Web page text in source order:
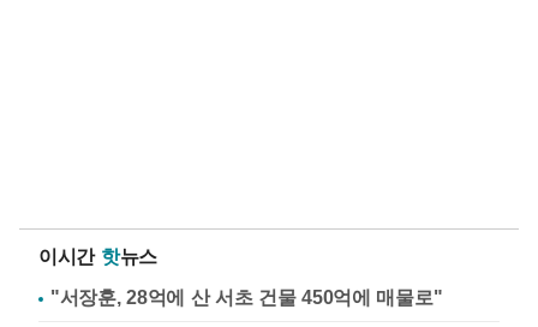
이시간 핫뉴스
"서장훈, 28억에 산 서초 건물 450억에 매물로"